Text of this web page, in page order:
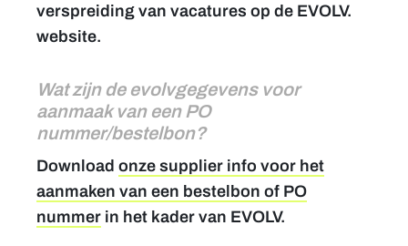
verspreiding van vacatures op de EVOLV.
website.
Wat zijn de evolvgegevens voor
aanmaak van een PO
nummer/bestelbon?
Download onze supplier info voor het
aanmaken van een bestelbon of PO
nummer in het kader van EVOLV.